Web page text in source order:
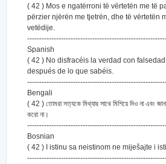
( 42 ) Mos e ngatërroni të vërtetën me të
përzier njërën me tjetrën, dhe të vërtetën
vetëdije.
Spanish
( 42 ) No disfracéis la verdad con
después de lo que sabéis.
Bengali
( 42 ) তোমরা সত্যকে মিথ্যার সাথে মিশিয়ে দিও না এবং
করো না।
Bosnian
( 42 ) I istinu sa neistinom ne miješajte i